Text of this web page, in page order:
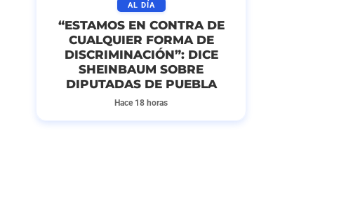
AL DÍA
“ESTAMOS EN CONTRA DE
CUALQUIER FORMA DE
DISCRIMINACIÓN”: DICE
SHEINBAUM SOBRE
DIPUTADAS DE PUEBLA
Hace 18 horas